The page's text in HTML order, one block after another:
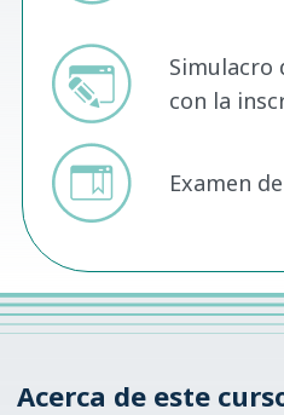
Simulacro
con la
Examen
Acerca de este